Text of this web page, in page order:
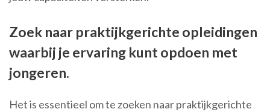
Zoek naar praktijkgerichte opleidingen
waarbij je ervaring kunt opdoen met
jongeren.
Het is essentieel om te zoeken naar praktijkgerichte